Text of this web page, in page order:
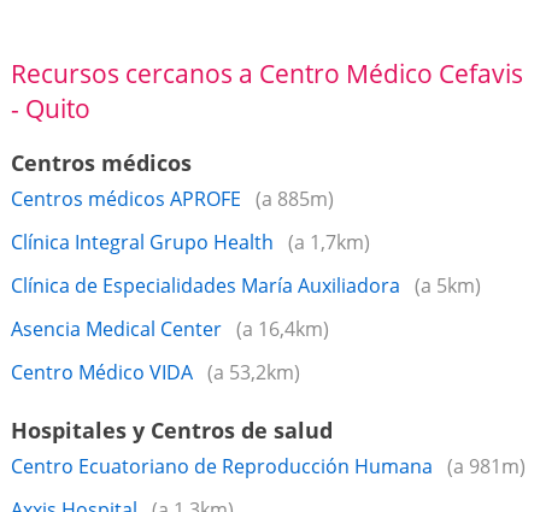
Recursos cercanos a Centro Médico Cefavis
- Quito
Centros médicos
Centros médicos APROFE (a 885m)
Clínica Integral Grupo Health (a 1,7km)
Clínica de Especialidades María Auxiliadora (a 5km)
Asencia Medical Center (a 16,4km)
Centro Médico VIDA (a 53,2km)
Hospitales y Centros de salud
Centro Ecuatoriano de Reproducción Humana (a 981m)